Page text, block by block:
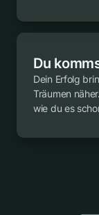
Du
Dein Erfolg
Träumen
wie du es